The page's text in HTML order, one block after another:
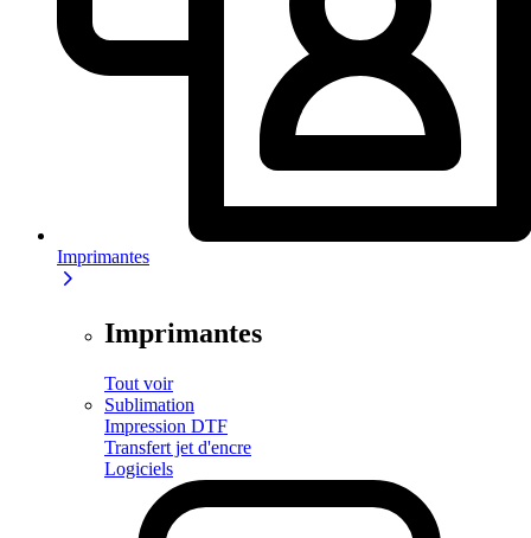
Imprimantes
Imprimantes
Tout voir
Sublimation
Impression DTF
Transfert jet d'encre
Logiciels